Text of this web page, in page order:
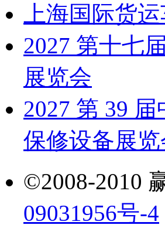
上海国际货
2027 第十七
展览会
2027 第 39
保修设备展
©2008-2010
09031956号-4